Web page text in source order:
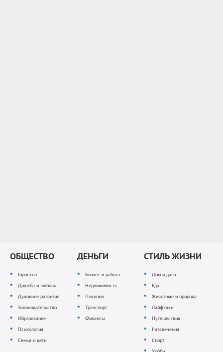
ОБЩЕСТВО
Гороскоп
Дружба и любовь
Духовное развитие
Законодательство
Образование
Психология
Семья и дети
ДЕНЬГИ
Бизнес и работа
Недвижимость
Покупки
Транспорт
Финансы
СТИЛЬ ЖИЗНИ
Дом и дача
Еда
Животные и природа
Лайфхаки
Путешествия
Развлечения
Спорт